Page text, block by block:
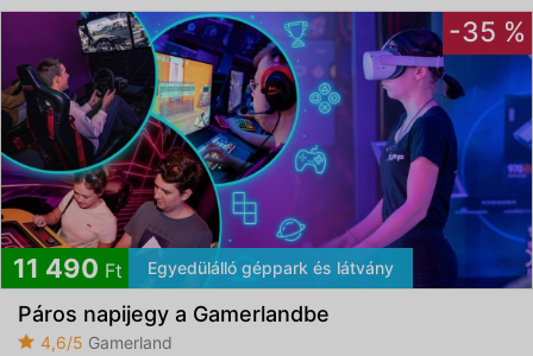
-35 %
11 490 Ft Egyedülálló géppark és látvány
Páros napijegy a Gamerlandbe
4,6/5 Gamerland